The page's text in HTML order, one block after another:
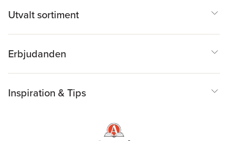
Utvalt sortiment
Erbjudanden
Inspiration & Tips